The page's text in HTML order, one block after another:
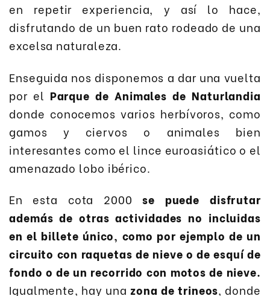
en repetir experiencia, y así lo hace,
disfrutando de un buen rato rodeado de una
excelsa naturaleza.
Enseguida nos disponemos a dar una vuelta
por el Parque de Animales de Naturlandia
donde conocemos varios herbívoros, como
gamos y ciervos o animales bien
interesantes como el lince euroasiático o el
amenazado lobo ibérico.
En esta cota 2000se puede disfrutar
además de otras actividades no incluidas
en el billete único, como por ejemplo de un
circuito con raquetas de nieve o de esquí de
fondo o de un recorrido con motos de nieve.
Igualmente, hay una zona de trineos, donde